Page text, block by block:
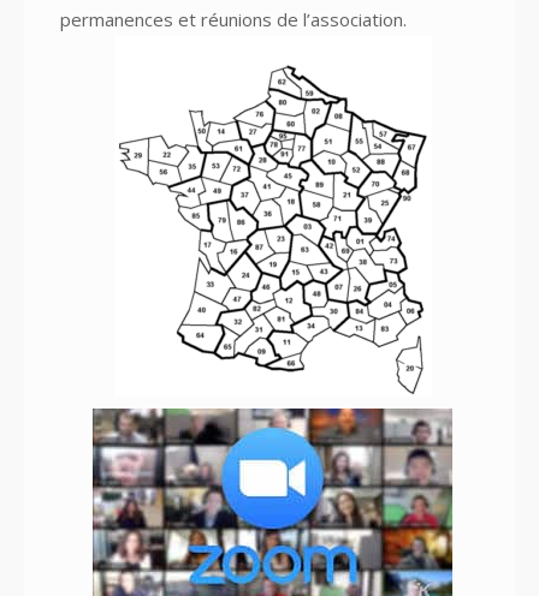
permanences et réunions de l’association.